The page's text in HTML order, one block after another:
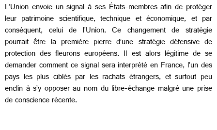
L’Union envoie un signal à ses États-membres afin de protéger
leur patrimoine scientifique, technique et économique, et par
conséquent, celui de l’Union. Ce changement de stratégie
pourrait être la première pierre d’une stratégie défensive de
protection des fleurons européens. Il est alors légitime de se
demander comment ce signal sera interprété en France, l’un des
pays les plus ciblés par les rachats étrangers, et surtout peu
enclin à s’y opposer au nom du libre-échange malgré une prise
de conscience récente.